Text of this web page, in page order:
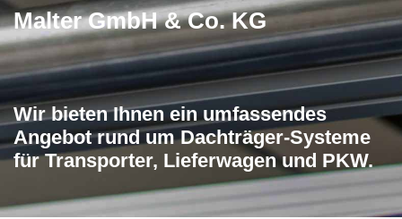
Malter GmbH & Co. KG
Wir bieten Ihnen ein umfassendes
Angebot rund um Dachträger-Systeme
für Transporter, Lieferwagen und PKW.